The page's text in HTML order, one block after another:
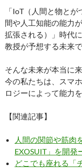
「IoT（人間と物と
間や人工知能の能力
拡張される）」時代
教授が予想する未来で
そんな未来が本当に
今の私たちは、スマ
ロジーによって能力
【関連記事】
人間の関節や筋肉
EXOSUIT」を開発
どこでも座れる「